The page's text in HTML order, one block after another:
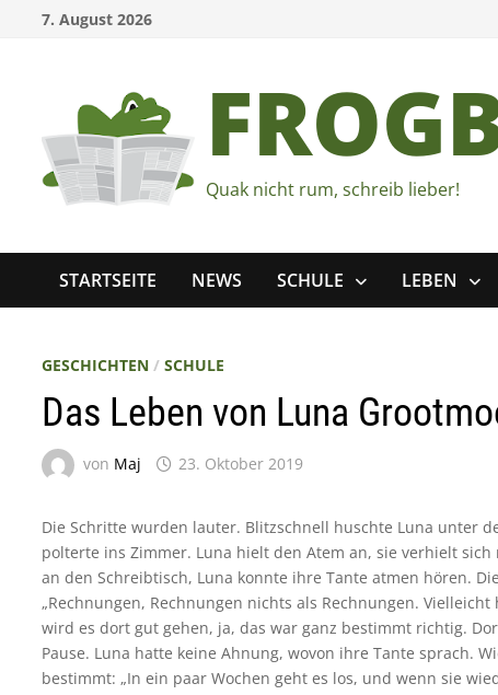
7. August 2026
Quak nicht rum, schreib lieber!
STARTSEITE NEWS SCHULE LEBEN
GESCHICHTEN /SCHULE
Das Leben von Luna
von Maj 23. Oktober 2019
Die Schritte wurden lauter. Blitzschnell huschte Luna unter
polterte ins Zimmer. Luna hielt den Atem an, sie verhielt
an den Schreibtisch, Luna konnte ihre Tante atmen hören.
„Rechnungen, Rechnungen nichts als Rechnungen.
wird es dort gut gehen, ja, das war ganz bestimmt richtig.
Pause. Luna hatte keine Ahnung, wovon ihre Tante sprach.
bestimmt: „In ein paar Wochen geht es los, und wenn sie